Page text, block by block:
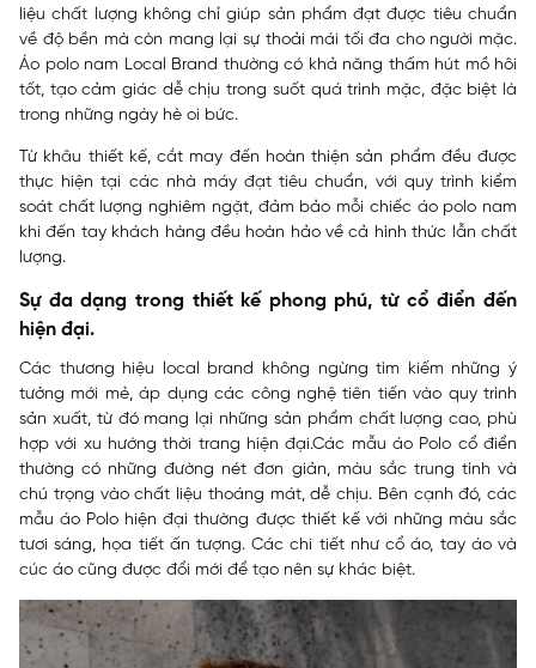
liệu chất lượng không chỉ giúp sản phẩm đạt được tiêu chuẩn
về độ bền mà còn mang lại sự thoải mái tối đa cho người mặc.
Áo polo nam Local Brand thường có khả năng thấm hút mồ hôi
tốt, tạo cảm giác dễ chịu trong suốt quá trình mặc, đặc biệt là
trong những ngày hè oi bức.
Từ khâu thiết kế, cắt may đến hoàn thiện sản phẩm đều được
thực hiện tại các nhà máy đạt tiêu chuẩn, với quy trình kiểm
soát chất lượng nghiêm ngặt, đảm bảo mỗi chiếc áo polo nam
khi đến tay khách hàng đều hoàn hảo về cả hình thức lẫn chất
lượng.
Sự đa dạng trong thiết kế phong phú, từ cổ điển đến
hiện đại.
Các thương hiệu local brand không ngừng tìm kiếm những ý
tưởng mới mẻ, áp dụng các công nghệ tiên tiến vào quy trình
sản xuất, từ đó mang lại những sản phẩm chất lượng cao, phù
hợp với xu hướng thời trang hiện đại.Các mẫu áo Polo cổ điển
thường có những đường nét đơn giản, màu sắc trung tính và
chú trọng vào chất liệu thoáng mát, dễ chịu. Bên cạnh đó, các
mẫu áo Polo hiện đại thường được thiết kế với những màu sắc
tươi sáng, họa tiết ấn tượng. Các chi tiết như cổ áo, tay áo và
cúc áo cũng được đổi mới để tạo nên sự khác biệt.